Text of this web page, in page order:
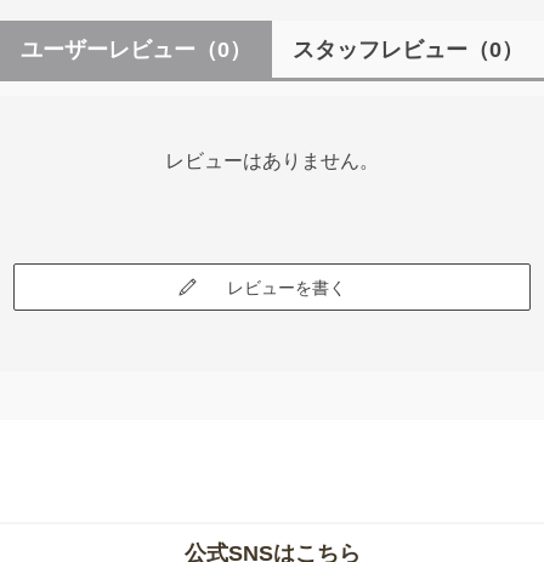
ユーザーレビュー （0） スタッフレビュー （0）
レビューはありません。
レビューを書く
公式SNSはこちら